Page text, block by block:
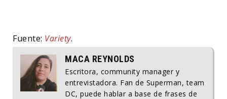
Fuente: Variety.
MACA REYNOLDS
Escritora, community manager y
entrevistadora. Fan de Superman, team
DC, puede hablar a base de frases de